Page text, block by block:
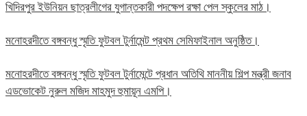
খিদিরপুর ইউনিয়ন ছাত্রলীগের যুগান্তকারী পদক্ষেপ রক্ষা পেল স্কুলের মাঠ।
মনোহরদীতে বঙ্গবন্ধু স্মৃতি ফুটবল টুর্নামেন্ট প্রথম সেমিফাইনাল অনুষ্ঠিত।
মনোহরদীতে বঙ্গবন্ধু স্মৃতি ফুটবল টুর্নামেন্টে প্রধান অতিথি মাননীয় শিল্প মন্ত্রী জনাব
এডভোকেট নুরুল মজিদ মাহমুদ হুমায়ূন এমপি।